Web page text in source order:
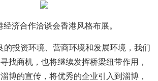
合作洽谈会香港风格布展。
投资环境、营商环境和发展环境，我们
找商机，也将继续发挥桥梁纽带作用，
博的宣传，将优秀的企业引入到淄博，